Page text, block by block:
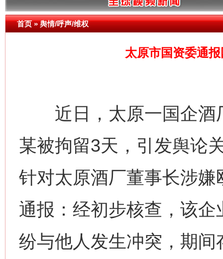
首页»舆情/呼声/维权
太原市国资委通
近日，太原一国企酒
某被拘留3天，引发舆论
针对太原酒厂董事长涉
通报：经初步核查，该
纷与他人发生冲突，期